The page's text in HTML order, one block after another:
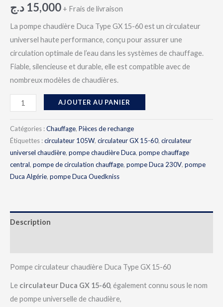
15,000 د.ج + Frais de livraison
La pompe chaudière Duca Type GX 15-60 est un circulateur
universel haute performance, conçu pour assurer une
circulation optimale de l’eau dans les systèmes de chauffage.
Fiable, silencieuse et durable, elle est compatible avec de
nombreux modèles de chaudières.
AJOUTER AU PANIER
Catégories :Chauffage, Pièces de rechange
Étiquettes :circulateur 105W, circulateur GX 15-60, circulateur
universel chaudière, pompe chaudière Duca, pompe chauffage
central, pompe de circulation chauffage, pompe Duca 230V, pompe
Duca Algérie, pompe Duca Ouedkniss
Description
Pompe circulateur chaudière Duca Type GX 15-60
Le circulateur Duca GX 15-60, également connu sous le nom
de pompe universelle de chaudière,